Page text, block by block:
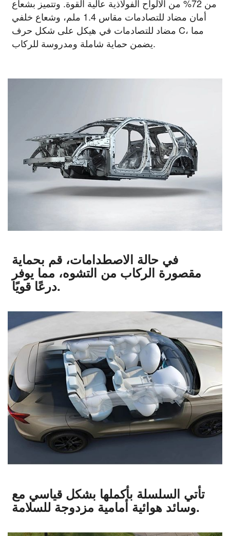
من 72% من الألواح الفولاذية عالية القوة. وتتميز بشعاع
أمان مضاد للتصادمات مقاس 1.4 ملم، وشعاع خلفي
مضاد للتصادمات في هيكل على شكل حرف C، مما
يضمن حماية شاملة ومدروسة للركاب.
في حالة الاصطدامات، قم بحماية
مقصورة الركاب من التشوه، مما يوفر
درعًا قويًا.
تأتي السلسلة بأكملها بشكل قياسي مع
وسائد هوائية أمامية مزدوجة للسلامة.